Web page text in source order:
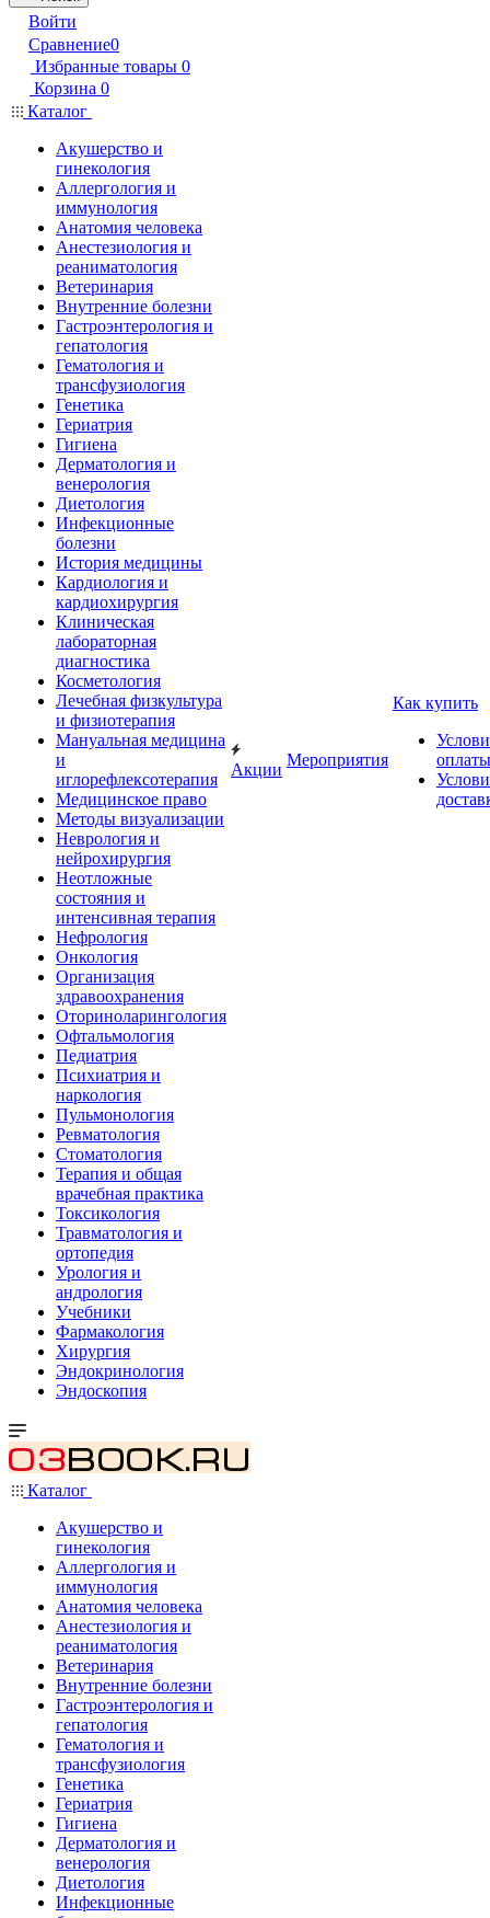
Войти
Сравнение0
Избранные товары 0
Корзина 0
Каталог
Акушерство и
гинекология
Аллергология и
иммунология
Анатомия человека
Анестезиология и
реаниматология
Ветеринария
Внутренние болезни
Гастроэнтерология и
гепатология
Гематология и
трансфузиология
Генетика
Гериатрия
Гигиена
Дерматология и
венерология
Диетология
Инфекционные
болезни
История медицины
Кардиология и
кардиохирургия
Клиническая
лабораторная
диагностика
Косметология
Лечебная физкультура
и физиотерапия
Мануальная медицина
и
иглорефлексотерапия
Медицинское право
Методы визуализации
Неврология и
нейрохирургия
Неотложные
состояния и
интенсивная терапия
Нефрология
Онкология
Организация
здравоохранения
Оториноларингология
Офтальмология
Педиатрия
Психиатрия и
наркология
Пульмонология
Ревматология
Стоматология
Терапия и общая
врачебная практика
Токсикология
Травматология и
ортопедия
Урология и
андрология
Учебники
Фармакология
Хирургия
Эндокринология
Эндоскопия
Акции
Мероприятия
Как купить
оплаты
Каталог
Акушерство и
гинекология
Аллергология и
иммунология
Анатомия человека
Анестезиология и
реаниматология
Ветеринария
Внутренние болезни
Гастроэнтерология и
гепатология
Гематология и
трансфузиология
Генетика
Гериатрия
Гигиена
Дерматология и
венерология
Диетология
Инфекционные